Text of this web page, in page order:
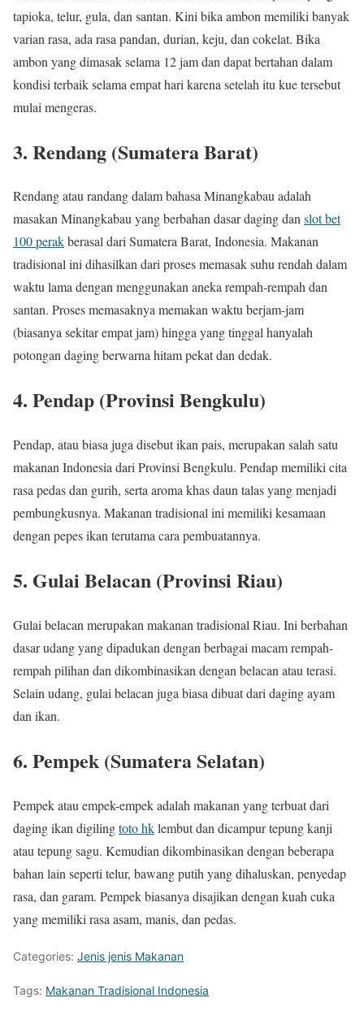
tapioka, telur, gula, dan santan. Kini bika ambon memiliki banyak
varian rasa, ada rasa pandan, durian, keju, dan cokelat. Bika
ambon yang dimasak selama 12 jam dan dapat bertahan dalam
kondisi terbaik selama empat hari karena setelah itu kue tersebut
mulai mengeras.
3. Rendang (Sumatera Barat)
Rendang atau randang dalam bahasa Minangkabau adalah
masakan Minangkabau yang berbahan dasar daging danslot bet
100 perakberasal dari Sumatera Barat, Indonesia. Makanan
tradisional ini dihasilkan dari proses memasak suhu rendah dalam
waktu lama dengan menggunakan aneka rempah-rempah dan
santan. Proses memasaknya memakan waktu berjam-jam
(biasanya sekitar empat jam) hingga yang tinggal hanyalah
potongan daging berwarna hitam pekat dan dedak.
4. Pendap (Provinsi Bengkulu)
Pendap, atau biasa juga disebut ikan pais, merupakan salah satu
makanan Indonesia dari Provinsi Bengkulu. Pendap memiliki cita
rasa pedas dan gurih, serta aroma khas daun talas yang menjadi
pembungkusnya. Makanan tradisional ini memiliki kesamaan
dengan pepes ikan terutama cara pembuatannya.
5. Gulai Belacan (Provinsi Riau)
Gulai belacan merupakan makanan tradisional Riau. Ini berbahan
dasar udang yang dipadukan dengan berbagai macam rempah-
rempah pilihan dan dikombinasikan dengan belacan atau terasi.
Selain udang, gulai belacan juga biasa dibuat dari daging ayam
dan ikan.
6. Pempek (Sumatera Selatan)
Pempek atau empek-empek adalah makanan yang terbuat dari
daging ikan digilingtoto hklembut dan dicampur tepung kanji
atau tepung sagu. Kemudian dikombinasikan dengan beberapa
bahan lain seperti telur, bawang putih yang dihaluskan, penyedap
rasa, dan garam. Pempek biasanya disajikan dengan kuah cuka
yang memiliki rasa asam, manis, dan pedas.
Categories: Jenis jenis Makanan
Tags: Makanan Tradisional Indonesia